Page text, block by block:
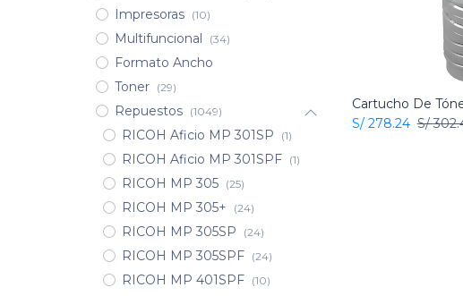
Impresoras (10)
Multifuncional (34)
Formato Ancho
Toner
(29)
Repuestos (1049)
RICOH Aficio MP 301SP (1)
RICOH Aficio MP 301SPF (1)
RICOH MP 305 (25)
RICOH MP 305+ (24)
RICOH MP 305SP (24)
RICOH MP 305SPF (24)
RICOH MP 401SPF (10)
S/ 278.24 S/